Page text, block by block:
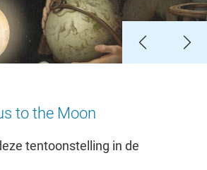
to the Moon
tentoonstelling in de